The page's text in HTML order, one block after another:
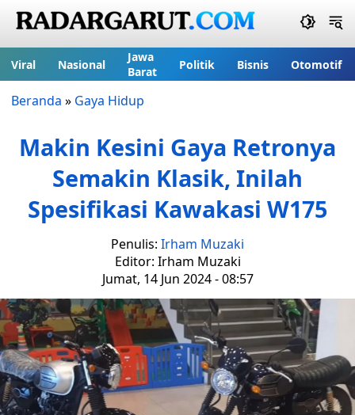
Viral Nasional
Jawa
Barat
Politik Bisnis Otomotif
Beranda » Gaya Hidup
Makin Kesini Gaya Retronya
Semakin Klasik, Inilah
Spesifikasi Kawakasi W175
Penulis: Irham Muzaki
Editor: Irham Muzaki
Jumat, 14 Jun 2024 - 08:57